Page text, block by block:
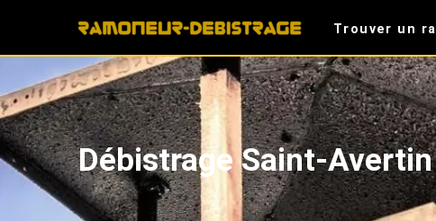
Trouver un
Débistrage Saint-Avertin